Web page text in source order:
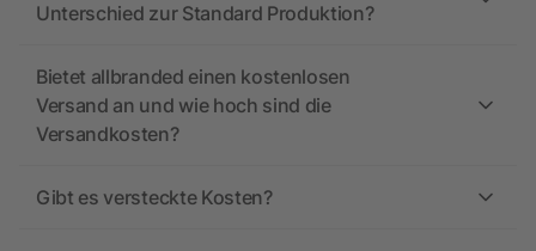
Unterschied zur Standard Produktion?
Bietet allbranded einen kostenlosen
Versand an und wie hoch sind die
Versandkosten?
Gibt es versteckte Kosten?